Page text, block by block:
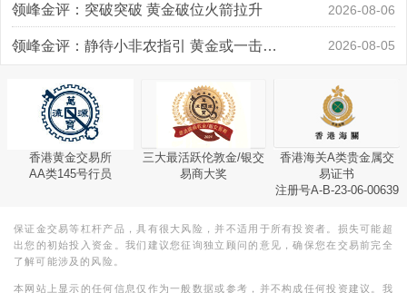
领峰金评：突破突破 黄金破位火箭拉升 2026-08-06
领峰金评：静待小非农指引 黄金或一击破局 2026-08-05
香港黄金交易所
AA类145号行员
三大最活跃伦敦金/银交
易商大奖
香港海关A类贵金属交
易证书
注册号A-B-23-06-00639
保证金交易等杠杆产品，具有很大风险，并不适用于所有投资者。损失可能超
出您的初始投入资金。我们建议您征询独立顾问的意见，确保您在交易前完全
了解可能涉及的风险。
本网站上显示的任何信息仅作为一般数据或参考，并不构成任何投资建议。我